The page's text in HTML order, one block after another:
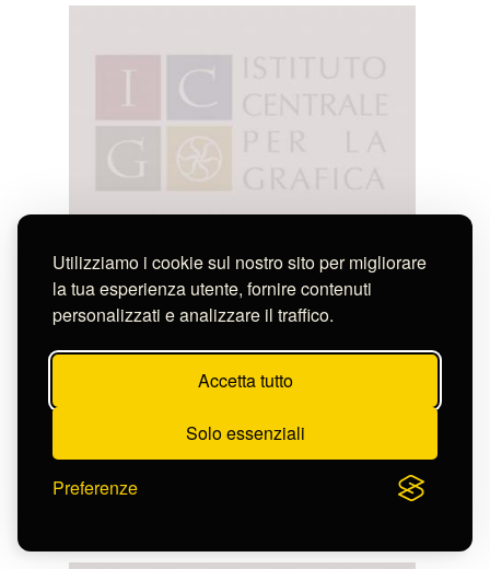
Utilizziamo i cookie sul nostro sito per migliorare
la tua esperienza utente, fornire contenuti
personalizzati e analizzare il traffico.
Accetta tutto
Solo essenziali
Preferenze
Anonimo
ANGELIQUE \202 ANGELIQUE \202 ELLE N' Y